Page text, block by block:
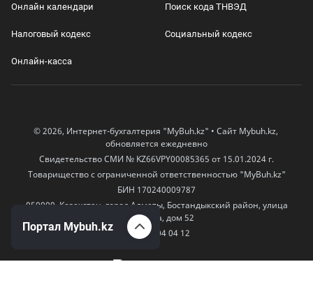
Онлайн календари Поиск кода ТНВЭД
Налоговый кодекс Социальный кодекс
Онлайн-касса
© 2026, Интернет-бухгалтерия "MyBuh.kz" • Сайт Mybuh.kz,
обновляется ежедневно
Свидетельство СМИ № KZ66VPY00085365 от 15.01.2024 г.
Товарищество с ограниченной ответственностью "MyBuh.kz"
БИН 170240009787
050000, Казахстан, город Алматы, Бостандыкский район, улица
Егизбаева, дом 52
+7 777 504 04 12
Портал Mybuh.kz